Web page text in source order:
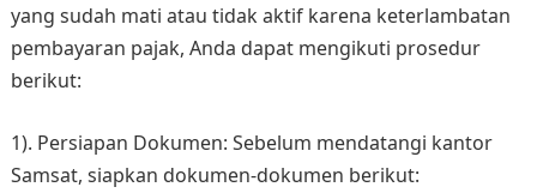
yang sudah mati atau tidak aktif karena keterlambatan
pembayaran pajak, Anda dapat mengikuti prosedur
berikut:
1). Persiapan Dokumen: Sebelum mendatangi kantor
Samsat, siapkan dokumen-dokumen berikut: